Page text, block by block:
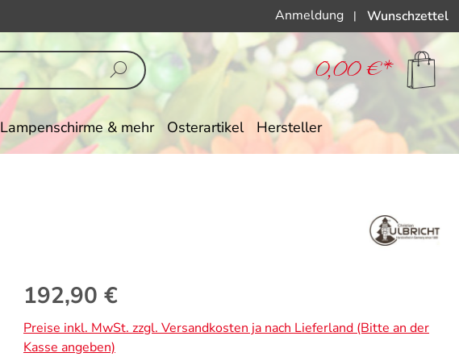
Anmeldung | Wunschzettel
0,00 €*
Lampenschirme & mehr Osterartikel Hersteller
Regulärer Preis:
192,90 €
Preise inkl. MwSt. zzgl. Versandkosten ja nach Lieferland (Bitte an der
Kasse angeben)